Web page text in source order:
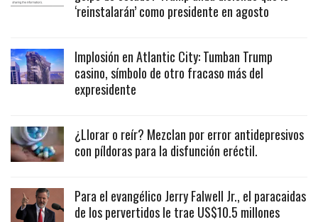
‘reinstalarán’ como presidente en agosto
Implosión en Atlantic City: Tumban Trump
casino, símbolo de otro fracaso más del
expresidente
¿Llorar o reír? Mezclan por error antidepresivos
con píldoras para la disfunción eréctil.
Para el evangélico Jerry Falwell Jr., el paracaidas
de los pervertidos le trae US$10.5 millones